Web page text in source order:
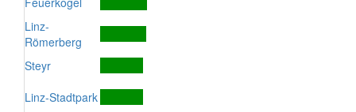
Linz-
Römerberg
Steyr
Linz-Stadtpark